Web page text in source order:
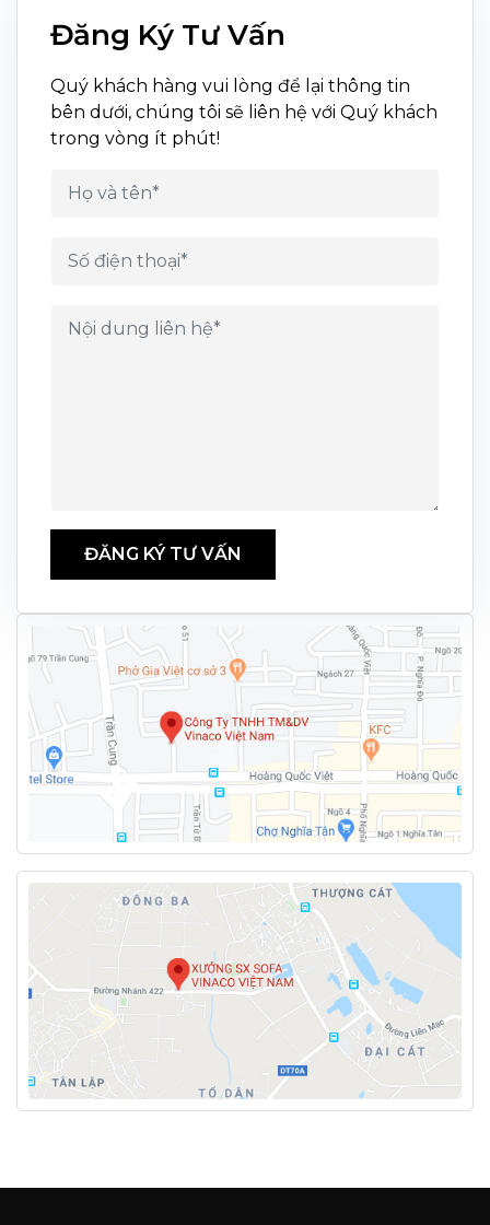
Đăng Ký Tư Vấn
Quý khách hàng vui lòng để lại thông tin
bên dưới, chúng tôi sẽ liên hệ với Quý khách
trong vòng ít phút!
ĐĂNG KÝ TƯ VẤN